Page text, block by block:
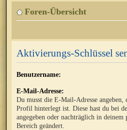
Foren-Übersicht
Aktivierungs-Schlüssel
Benutzername:
E-Mail-Adresse:
Du musst die E-Mail-Adresse angeben,
Profil hinterlegt ist. Diese hast du bei
angegeben oder nachträglich in deinem
Bereich geändert.